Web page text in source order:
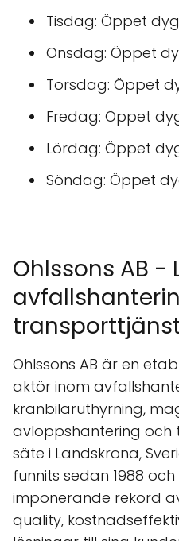
Tisdag: Öppet
Onsdag: Öppet
Torsdag: Öppet
Fredag: Öppet
Lördag: Öppet
Söndag: Öppet
Ohlssons AB -
Ohlssons AB är en
aktör inom
kranbilaruthyrning,
avloppshantering och
säte i Landskrona,
funnits sedan 1988
imponerande rekord
quality,